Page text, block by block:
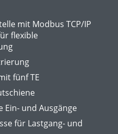
mit Modbus TCP/IP
flexible
fünf TE
Ein- und Ausgänge
für Lastgang- und